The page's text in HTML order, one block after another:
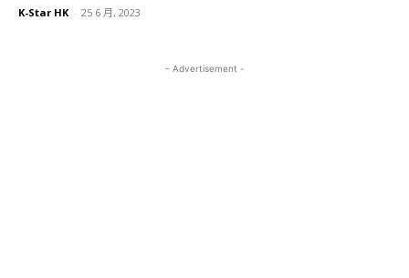
K-Star HK - 25 6 月, 2023
- Advertisement -